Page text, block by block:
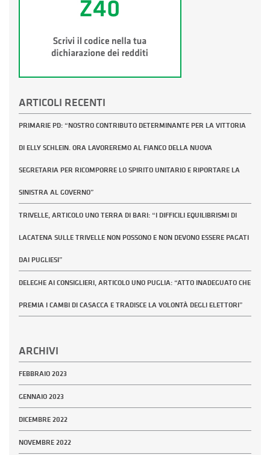
ARTICOLI RECENTI
PRIMARIE PD: “NOSTRO CONTRIBUTO DETERMINANTE PER LA VITTORIA
DI ELLY SCHLEIN. ORA LAVOREREMO AL FIANCO DELLA NUOVA
SEGRETARIA PER RICOMPORRE LO SPIRITO UNITARIO E RIPORTARE LA
SINISTRA AL GOVERNO”
TRIVELLE, ARTICOLO UNO TERRA DI BARI: “I DIFFICILI EQUILIBRISMI DI
LACATENA SULLE TRIVELLE NON POSSONO E NON DEVONO ESSERE PAGATI
DAI PUGLIESI”
DELEGHE AI CONSIGLIERI, ARTICOLO UNO PUGLIA: “ATTO INADEGUATO CHE
PREMIA I CAMBI DI CASACCA E TRADISCE LA VOLONTÀ DEGLI ELETTORI”
ARCHIVI
FEBBRAIO 2023
GENNAIO 2023
DICEMBRE 2022
NOVEMBRE 2022